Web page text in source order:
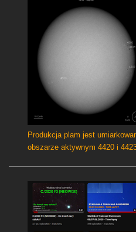
Produkcja plam jest
obszarze aktywnym 4420 i